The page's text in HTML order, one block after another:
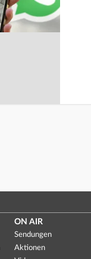
ON AIR
Sendungen
Aktionen